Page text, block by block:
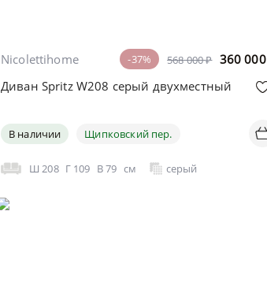
568 000 ₽ 360 000
-37%
Nicolettihome
Диван Spritz W208 серый двухместный
В наличии Щипковский пер.
Ш 208 Г 109 В79 см серый